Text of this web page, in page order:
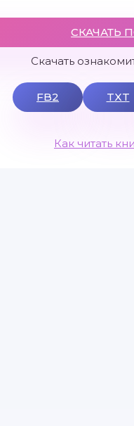
СКАЧАТЬ
Скачать
FB2 TXT
Как читать